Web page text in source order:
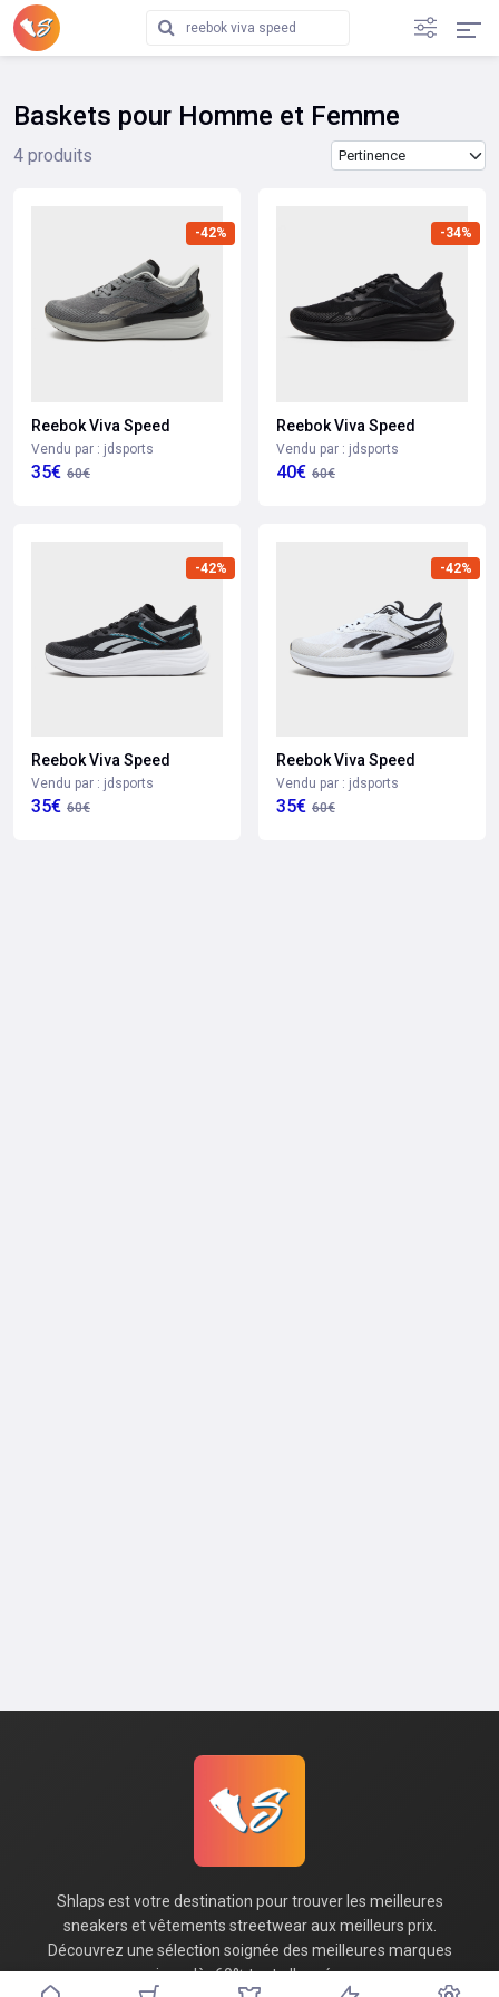
Baskets pour Homme et Femme
4 produits Trier les
-42%
Reebok Viva Speed
Vendu par : jdsports
35€ 60€
-34%
Reebok Viva Speed
Vendu par : jdsports
40€ 60€
-42%
Reebok Viva Speed
Vendu par : jdsports
35€ 60€
-42%
Reebok Viva Speed
Vendu par : jdsports
35€ 60€
Shlaps est votre destination pour trouver les meilleures
sneakers et vêtements streetwear aux meilleurs prix.
Découvrez une sélection soignée des meilleures marques
jusqu'à -60% toute l'année.